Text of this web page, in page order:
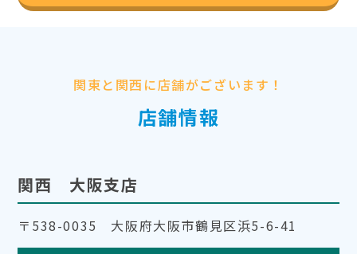
関東と関西に店舗がございます！
店舗情報
関西 大阪支店
〒538-0035 大阪府大阪市鶴見区浜5-6-41